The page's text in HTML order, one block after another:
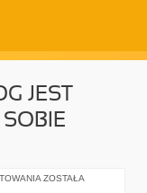
JEST
JAKIKOLWIEK
ZOSTAŁA